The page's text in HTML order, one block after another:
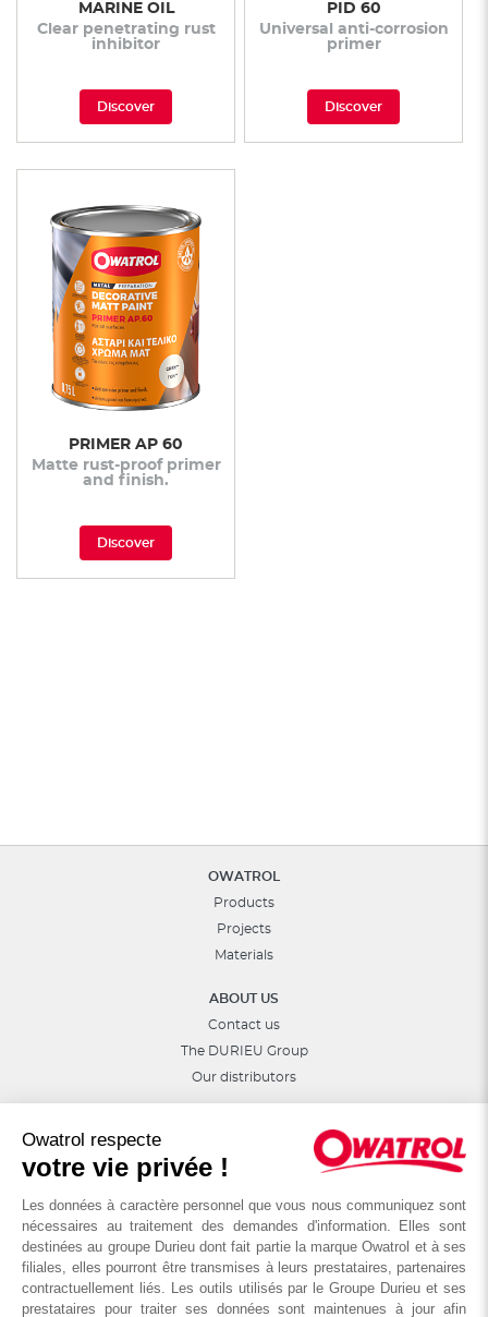
Owatrol respecte
votre vie privée !
Les données à caractère personnel que vous nous communiquez sont
nécessaires au traitement des demandes d'information. Elles sont
destinées au groupe Durieu dont fait partie la marque Owatrol et à ses
filiales, elles pourront être transmises à leurs prestataires, partenaires
contractuellement liés. Les outils utilisés par le Groupe Durieu et ses
prestataires pour traiter ses données sont maintenues à jour afin
MARINE OIL
Clear penetrating rust
inhibitor
Discover
PID 60
Universal anti-corrosion
primer
Discover
PRIMER AP 60
Matte rust-proof primer
and finish.
Discover
OWATROL
Products
Projects
Materials
ABOUT US
Contact us
The DURIEU Group
Our distributors